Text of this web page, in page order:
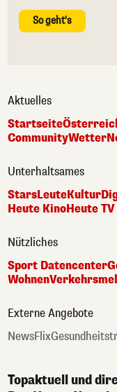
So geht's
Aktuelles
Startseite
CommunityWetter
Unterhaltsames
StarsLeuteKultur
Heute KinoHeute TV
Nützliches
Sport Datencenter
Wohnen
Externe Angebote
NewsFlix
Topaktuell und